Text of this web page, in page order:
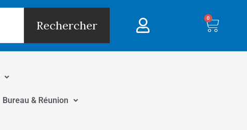
Rechercher
0
Bureau & Réunion